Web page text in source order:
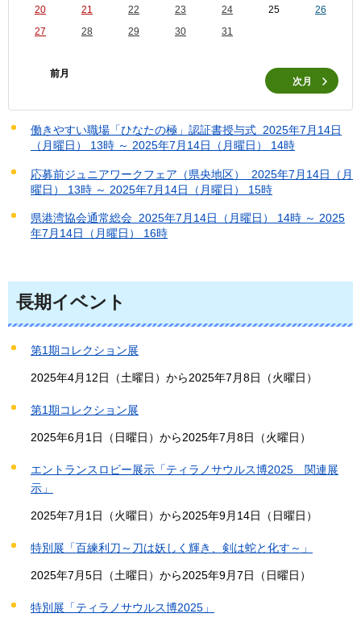
20
21 22 23 24 25
26
27
28 29 30 31
前月
次月
働きやすい職場「ひなたの極」認証書授与式 2025年7月14日
（月曜日） 13時 ～ 2025年7月14日（月曜日） 14時
応募前ジュニアワークフェア（県央地区） 2025年7月14日（月
曜日） 13時 ～ 2025年7月14日（月曜日） 15時
県港湾協会通常総会 2025年7月14日（月曜日） 14時 ～ 2025
年7月14日（月曜日） 16時
長期イベント
第1期コレクション展
2025年4月12日（土曜日）から2025年7月8日（火曜日）
第1期コレクション展
2025年6月1日（日曜日）から2025年7月8日（火曜日）
エントランスロビー展示「ティラノサウルス博2025 関連展
示」
2025年7月1日（火曜日）から2025年9月14日（日曜日）
特別展「百練利刀～刀は妖しく輝き、剣は蛇と化す～」
2025年7月5日（土曜日）から2025年9月7日（日曜日）
特別展「ティラノサウルス博2025」